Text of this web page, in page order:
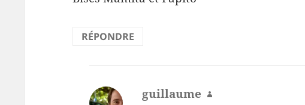
RÉPONDRE
guillaume dit :